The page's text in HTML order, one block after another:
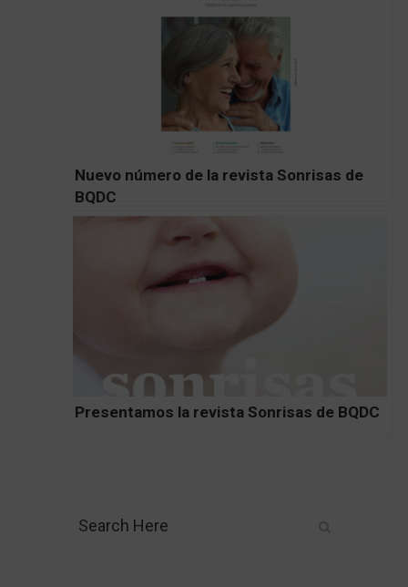
Nuevo número de la revista Sonrisas de
BQDC
Presentamos la revista Sonrisas de BQDC